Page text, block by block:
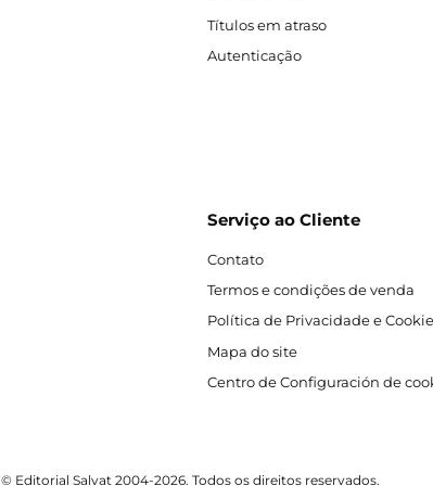
Títulos em atraso
Autenticação
Serviço ao Cliente
Contato
Termos e condições de venda
Política de Privacidade e
Mapa do site
Centro de Configuración de
© Editorial Salvat 2004-2026. Todos os direitos reservados.